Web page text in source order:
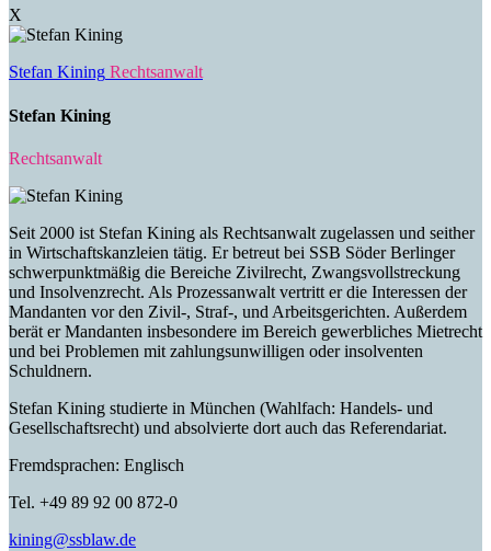
X
Stefan Kining Rechtsanwalt
Stefan Kining
Rechtsanwalt
Seit 2000 ist Stefan Kining als Rechtsanwalt zugelassen und seither
in Wirtschaftskanzleien tätig. Er betreut bei SSB Söder Berlinger
schwerpunktmäßig die Bereiche Zivilrecht, Zwangsvollstreckung
und Insolvenzrecht. Als Prozessanwalt vertritt er die Interessen der
Mandanten vor den Zivil-, Straf-, und Arbeitsgerichten. Außerdem
berät er Mandanten insbesondere im Bereich gewerbliches Mietrecht
und bei Problemen mit zahlungsunwilligen oder insolventen
Schuldnern.
Stefan Kining studierte in München (Wahlfach: Handels- und
Gesellschaftsrecht) und absolvierte dort auch das Referendariat.
Fremdsprachen: Englisch
Tel. +49 89 92 00 872-0
kining@ssblaw.de